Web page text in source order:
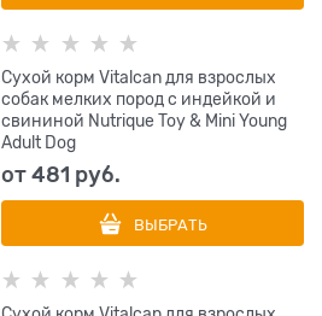
Сухой корм Vitalcan для взрослых
собак мелких пород с индейкой и
свининой Nutrique Toy & Mini Young
Adult Dog
от481 руб.
ВЫБРАТЬ